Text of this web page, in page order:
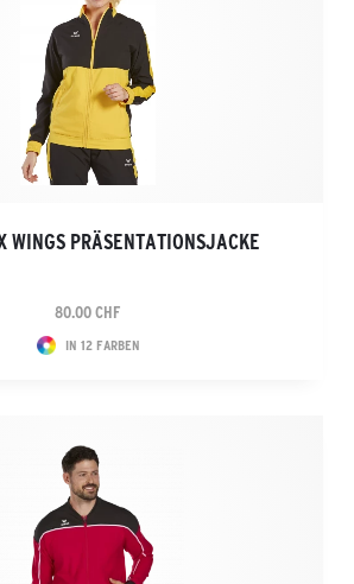
WINGS PRÄSENTATIONSJACKE
80.00 CHF
IN 12 FARBEN